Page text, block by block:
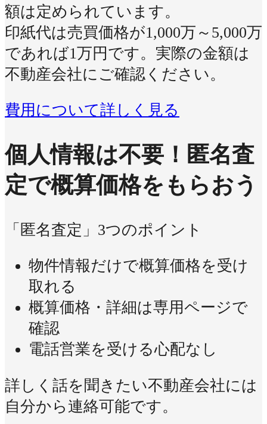
額は定められています。
印紙代は売買価格が1,000万～5,000万
であれば1万円です。実際の金額は
不動産会社にご確認ください。
費用について詳しく見る
個人情報は不要！ 匿名査
定で概算価格をもらおう
「匿名査定」3つのポイント
物件情報だけで概算価格を受け
取れる
概算価格・詳細は専用ページで
確認
電話営業を受ける心配なし
詳しく話を聞きたい不動産会社には
自分から連絡可能です。